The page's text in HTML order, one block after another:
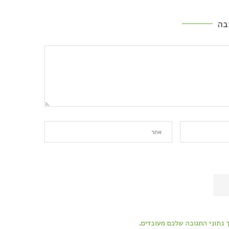
נתוני התגובה שלכם מעובדים.